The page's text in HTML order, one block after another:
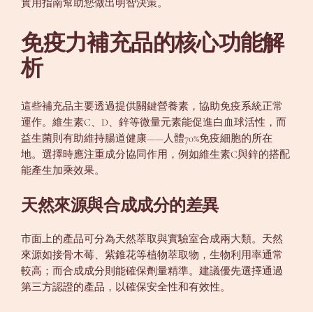
實用指南幫助您做出明智決策。
免疫力補充品的核心功能解
析
這些補充品主要透過提供關鍵營養素，協助免疫系統正常
運作。維生素C、D、鋅等微量元素能促進白血球活性，而
益生菌則有助維持腸道健康——人體70%免疫細胞的所在
地。選擇時應注重成分協同作用，例如維生素C與鋅的搭配
能產生加乘效果。
天然來源與合成成分的差異
市面上的產品可分為天然萃取與實驗室合成兩大類。天然
來源如接骨木莓、紫錐花等植物萃取物，生物利用率通常
較高；而合成成分則能確保劑量精準。建議優先選擇通過
第三方認證的產品，以確保安全性和有效性。